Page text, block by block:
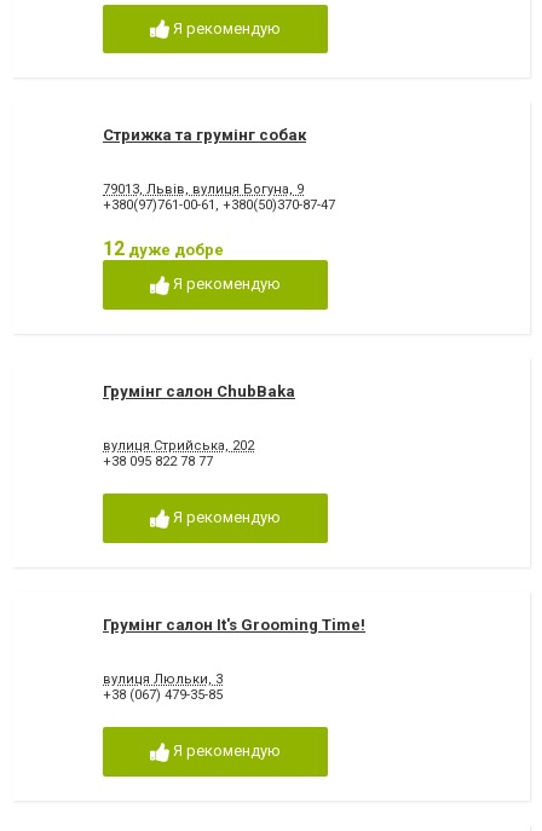
Я рекомендую
Стрижка та грумінг собак
79013, Львів, вулиця Богуна, 9
+380(97)761-00-61 , +380(50)370-87-47
12 дуже добре
Я рекомендую
Грумінг салон ChubBaka
вулиця Стрийська, 202
+38 095 822 78 77
Я рекомендую
Грумінг салон It's Grooming Time!
вулиця Люльки, 3
+38 (067) 479-35-85
Я рекомендую